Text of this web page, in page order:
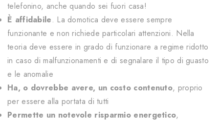
telefonino, anche quando sei fuori casa!
È affidabile. La domotica deve essere sempre
funzionante e non richiede particolari attenzioni. Nella
teoria deve essere in grado di funzionare a regime ridotto
in caso di malfunzionamenti e di segnalare il tipo di guasto
e le anomalie
Ha, o dovrebbe avere, un costo contenuto, proprio
per essere alla portata di tutti
Permette un notevole risparmio energetico,